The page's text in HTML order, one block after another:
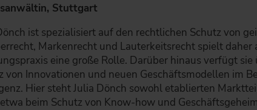
Stuttgart
ist spezialisiert auf den rechtlichen Schutz von
Markenrecht und Lauterkeitsrecht spielt
eine große Rolle. Darüber hinaus verfügt
von Innovationen und neuen Geschäftsmodellen im
Hier steht Julia Dönch sowohl etablierten
beim Schutz von Know-how und